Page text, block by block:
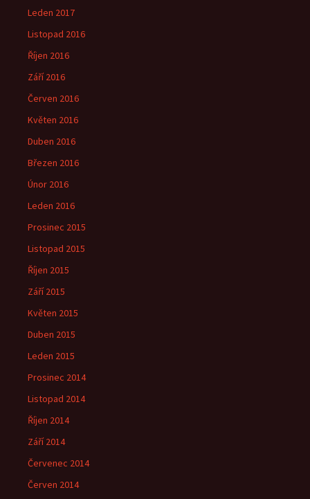
Leden 2017
Listopad 2016
Říjen 2016
Září 2016
Červen 2016
Květen 2016
Duben 2016
Březen 2016
Únor 2016
Leden 2016
Prosinec 2015
Listopad 2015
Říjen 2015
Září 2015
Květen 2015
Duben 2015
Leden 2015
Prosinec 2014
Listopad 2014
Říjen 2014
Září 2014
Červenec 2014
Červen 2014